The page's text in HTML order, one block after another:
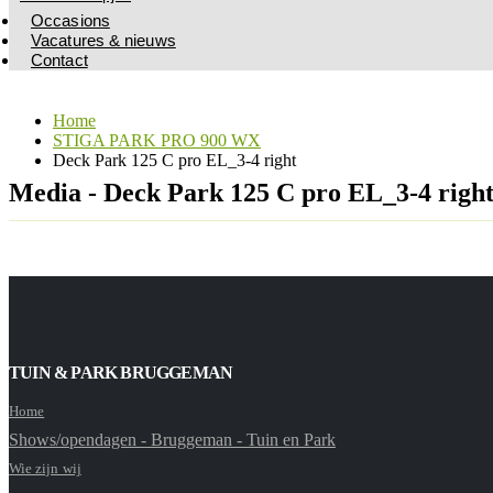
Occasions
Vacatures & nieuws
Contact
Home
STIGA PARK PRO 900 WX
Deck Park 125 C pro EL_3-4 right
Media - Deck Park 125 C pro EL_3-4 right
TUIN & PARK BRUGGEMAN
Home
Shows/opendagen - Bruggeman - Tuin en Park
Wie zijn wij